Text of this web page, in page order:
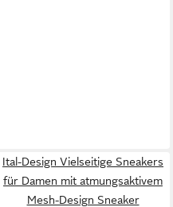
Ital-Design Vielseitige Sneakers
für Damen mit atmungsaktivem
Mesh-Design Sneaker